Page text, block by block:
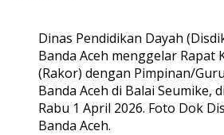
Dinas Pendidikan Dayah
Banda Aceh menggelar Rapat
(Rakor) dengan Pimpinan/
Banda Aceh di Balai Seumike,
Rabu 1 April 2026. Foto Dok
Banda Aceh.